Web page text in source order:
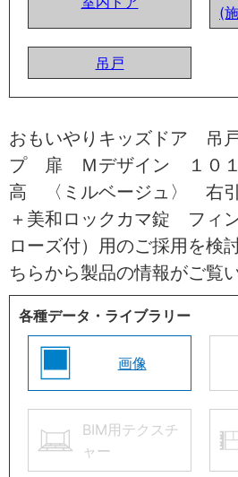
(
吊戸
おもいやりキッズドア 吊
プ 扉 Ｍデザイン １０
高 〈ミルベージュ〉 右
＋美和ロックカマ錠 フィ
ローズ付）用のご採用を検
ちらから製品の情報がご覧
各種データ・ライブラリー
画像
BIM用テクスチ
ャー